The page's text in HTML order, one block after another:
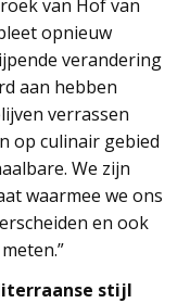
van Hof van
opnieuw
verandering
aan hebben
verrassen
op culinair gebied
We zijn
waarmee we ons
en ook
stijl